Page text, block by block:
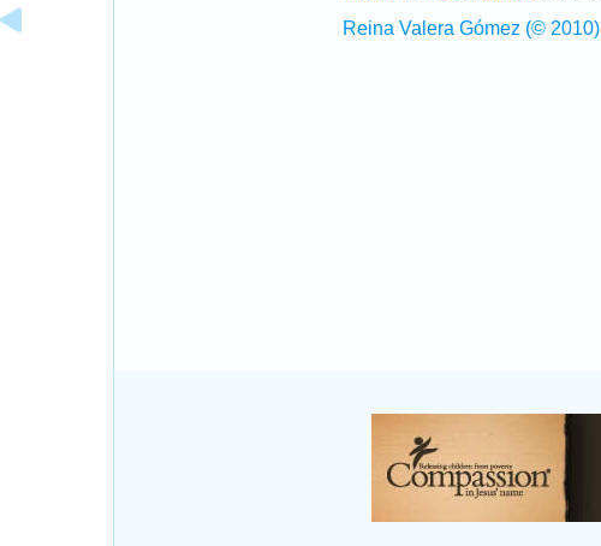
Reina Valera Gómez (© 2010)